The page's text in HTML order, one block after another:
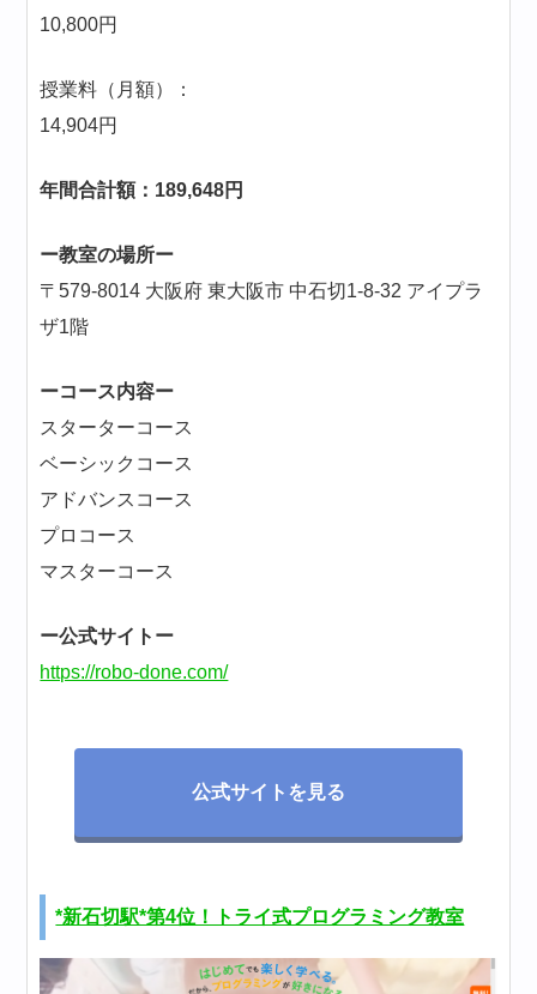
10,800円
授業料（月額）：
14,904円
年間合計額：189,648円
ー教室の場所ー
〒579-8014 大阪府 東大阪市 中石切1-8-32 アイプラ
ザ1階
ーコース内容ー
スターターコース
ベーシックコース
アドバンスコース
プロコース
マスターコース
ー公式サイトー
https://robo-done.com/
公式サイトを見る
*新石切駅*第4位！トライ式プログラミング教室